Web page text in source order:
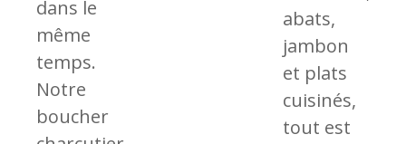
dans le
même
temps.
Notre
boucher
abats,
jambon
et plats
cuisinés,
tout est